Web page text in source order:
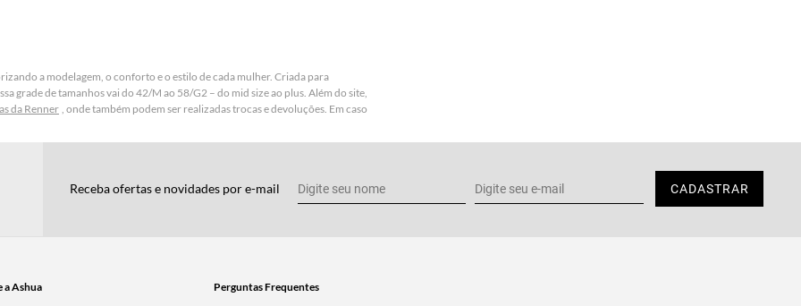
a modelagem, o conforto e o estilo de cada mulher. Criada para
grade de tamanhos vai do 42/M ao 58/G2 – do mid size ao plus. Além do site,
da Renner , onde também podem ser realizadas trocas e devoluções. Em caso
Receba ofertas e novidades por e-mail
a Ashua Perguntas Frequentes